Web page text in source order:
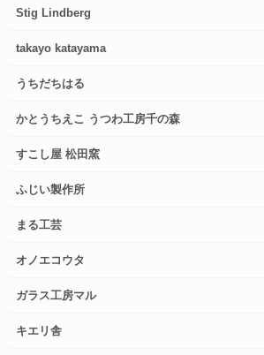
Stig Lindberg
takayo katayama
うちだちはる
かとうちえこ うつわ工房千の森
すこし屋 松田窯
ふじい製作所
まる工芸
オノエコウタ
ガラス工房マル
キエリ舎